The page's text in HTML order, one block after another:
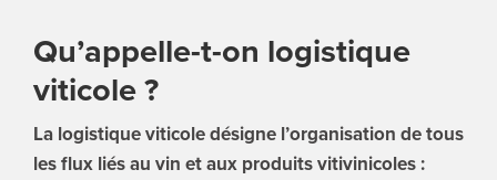
Qu’appelle-t-on logistique
viticole ?
La logistique viticole désigne l’organisation de tous
les flux liés au vin et aux produits vitivinicoles :